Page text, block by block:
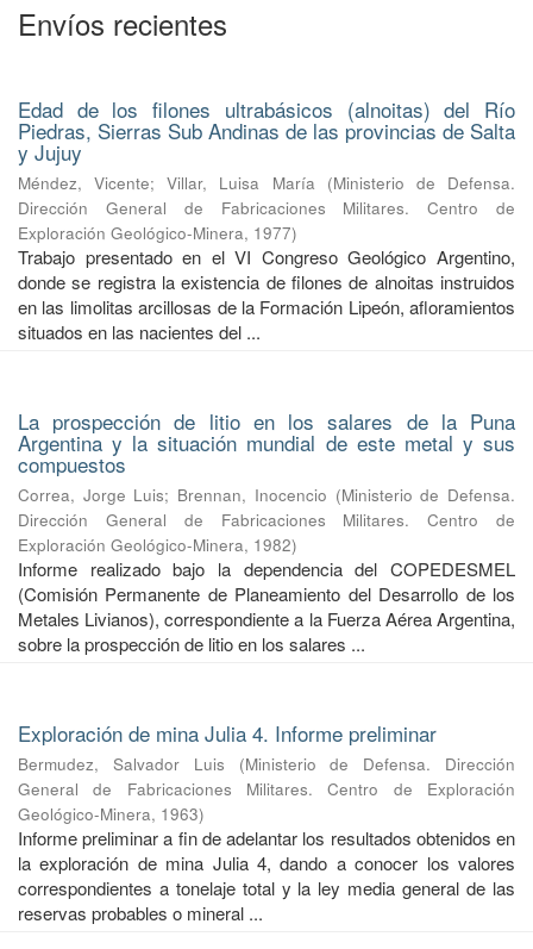
Envíos recientes
Edad de los filones ultrabásicos (alnoitas) del Río
Piedras, Sierras Sub Andinas de las provincias de Salta
y Jujuy
Méndez, Vicente;Villar, Luisa María (Ministerio de Defensa.
Dirección General de Fabricaciones Militares. Centro de
Exploración Geológico-Minera, 1977)
Trabajo presentado en el VI Congreso Geológico Argentino,
donde se registra la existencia de filones de alnoitas instruidos
en las limolitas arcillosas de la Formación Lipeón, afloramientos
situados en las nacientes del ...
La prospección de litio en los salares de la Puna
Argentina y la situación mundial de este metal y sus
compuestos
Correa, Jorge Luis; Brennan, Inocencio (Ministerio de Defensa.
Dirección General de Fabricaciones Militares. Centro de
Exploración Geológico-Minera, 1982)
Informe realizado bajo la dependencia del COPEDESMEL
(Comisión Permanente de Planeamiento del Desarrollo de los
Metales Livianos), correspondiente a la Fuerza Aérea Argentina,
sobre la prospección de litio en los salares ...
Exploración de mina Julia 4. Informe preliminar
Bermudez, Salvador Luis (Ministerio de Defensa. Dirección
General de Fabricaciones Militares. Centro de Exploración
Geológico-Minera, 1963)
Informe preliminar a fin de adelantar los resultados obtenidos en
la exploración de mina Julia 4, dando a conocer los valores
correspondientes a tonelaje total y la ley media general de las
reservas probables o mineral ...